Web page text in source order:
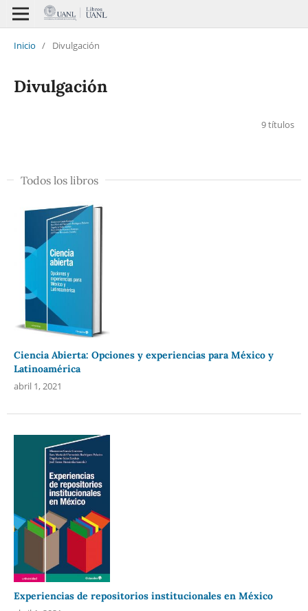
Inicio / Divulgación
Divulgación
9 títulos
Todos los libros
Ciencia Abierta: Opciones y experiencias para México y
Latinoamérica
abril 1, 2021
Experiencias de repositorios institucionales en México